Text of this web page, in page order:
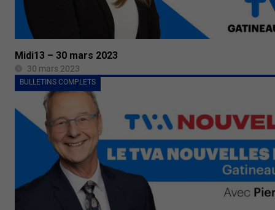
Midi13 – 30 mars 2023
30 mars 2023
BULLETINS COMPLETS